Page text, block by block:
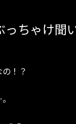
ちゃけ聞
！？